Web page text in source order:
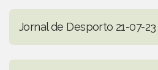
Jornal de Desporto 21-07-23